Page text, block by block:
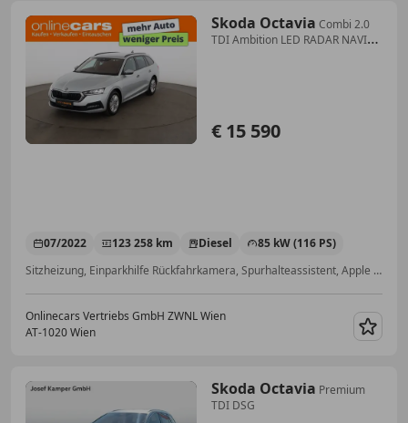
Skoda Octavia Combi 2.0
TDI Ambition LED RADAR NAVI
€ 15 590
07/2022 123 258 km Diesel
85 kW (116 PS)
Sitzheizung, Einparkhilfe Rückfahrkamera, Spurhalteassistent, Apple CarPlay, Alufelgen, Müdigkeitswarnsystem, Induktionsladen für Smartphones, Abstandstempomat
Onlinecars Vertriebs GmbH ZWNL Wien
AT-1020 Wien
Skoda Octavia Premium
TDI DSG